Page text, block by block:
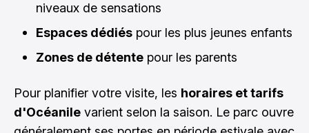
niveaux de sensations
Espaces dédiés pour les plus jeunes enfants
Zones de détente pour les parents
Pour planifier votre visite, les horaires et tarifs
d'Océanile varient selon la saison. Le parc ouvre